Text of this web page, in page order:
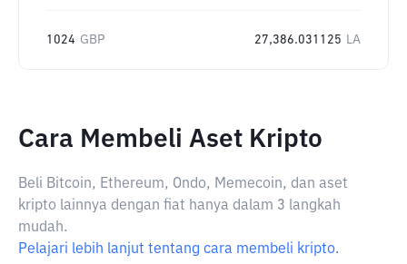
1024 GBP 27,386.031125 LA
Cara Membeli Aset Kripto
Beli Bitcoin, Ethereum, Ondo, Memecoin, dan aset
kripto lainnya dengan fiat hanya dalam 3 langkah
mudah.
Pelajari lebih lanjut tentang cara membeli kripto.